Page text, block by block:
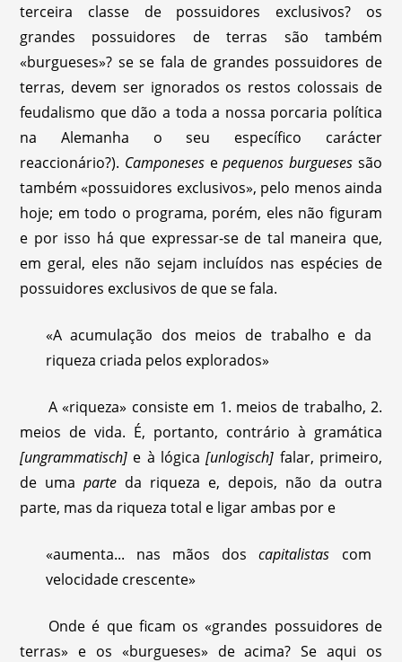
terceira classe de possuidores exclusivos? os
grandes possuidores de terras são também
«burgueses»? se se fala de grandes possuidores de
terras, devem ser ignorados os restos colossais de
feudalismo que dão a toda a nossa porcaria política
na Alemanha o seu específico carácter
reaccionário?). Camponeses epequenos burgueses são
também «possuidores exclusivos», pelo menos ainda
hoje; em todo o programa, porém, eles não figuram
e por isso há que expressar-se de tal maneira que,
em geral, eles não sejam incluídos nas espécies de
possuidores exclusivos de que se fala.
«A acumulação dos meios de trabalho e da
riqueza criada pelos explorados»
A «riqueza» consiste em 1. meios de trabalho, 2.
meios de vida. É, portanto, contrário à gramática
[ungrammatisch] e à lógica[unlogisch] falar, primeiro,
de umaparte da riqueza e, depois, não da outra
parte, mas da riqueza total e ligar ambas por e
«aumenta... nas mãos doscapitalistas com
velocidade crescente»
Onde é que ficam os «grandes possuidores de
terras» e os «burgueses» de acima? Se aqui os